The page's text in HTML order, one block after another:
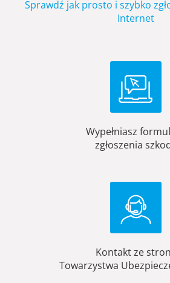
Sprawdź jak prosto i szybko
Internet
Wypełniasz
zgłoszenia
Kontakt ze
Towarzystwa